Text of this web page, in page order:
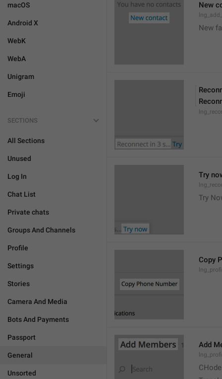
macOS
Android X
WebK
WebA
Unigram
Emoji
SECTIONS
All Sections
Unused
Log In
Chat List
Private chats
Groups And Channels
Profile
Settings
Stories
Camera And Media
Bots And Payments
Passport
General
Unsorted
New
New
Try
Try
Copy
Add